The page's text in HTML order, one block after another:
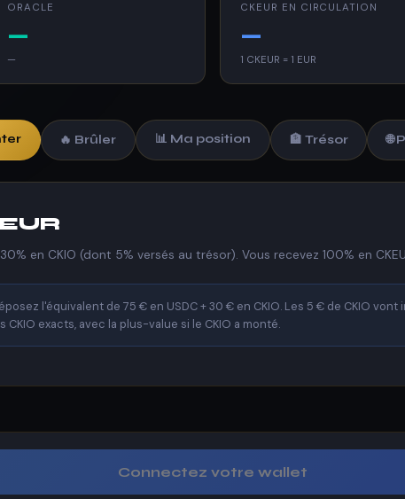
ORACLE
—
—
CKEUR EN CIRCULATION
—
1 CKEUR = 1 EUR
🔥 Brûler 📊 Ma position 🏦 Trésor 🌐
en CKIO (dont 5% versés au trésor). Vous recevez 100% en
l'équivalent de 75 € en USDC + 30 € en CKIO. Les 5 € de CKIO
CKIO exacts, avec la plus-value si le CKIO a monté.
Connectez votre wallet